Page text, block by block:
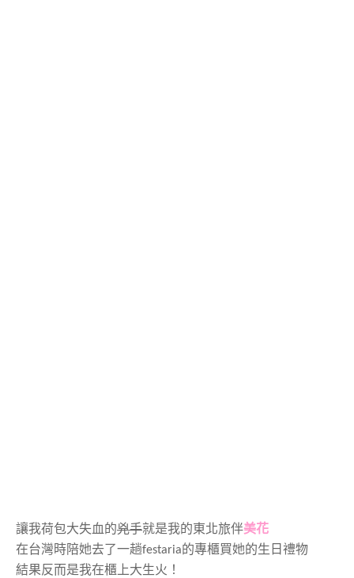
讓我荷包大失血的兇手就是我的東北旅伴美花
在台灣時陪她去了一趟festaria的專櫃買她的生日禮物
結果反而是我在櫃上大生火！